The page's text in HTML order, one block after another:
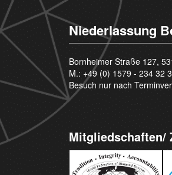
Niederlassung
Bornheimer Straße 127,
M.: +49 (0) 1579 - 234 32
Besuch nur nach
Mitgliedschaften/